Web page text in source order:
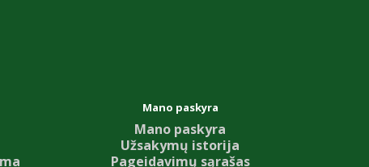
Mano paskyra
Mano paskyra
Užsakymų istorija
Pageidavimų sąrašas